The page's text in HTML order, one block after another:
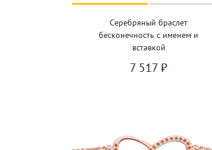
Серебряный браслет
бесконечность с именем и
вставкой
7 517 ₽